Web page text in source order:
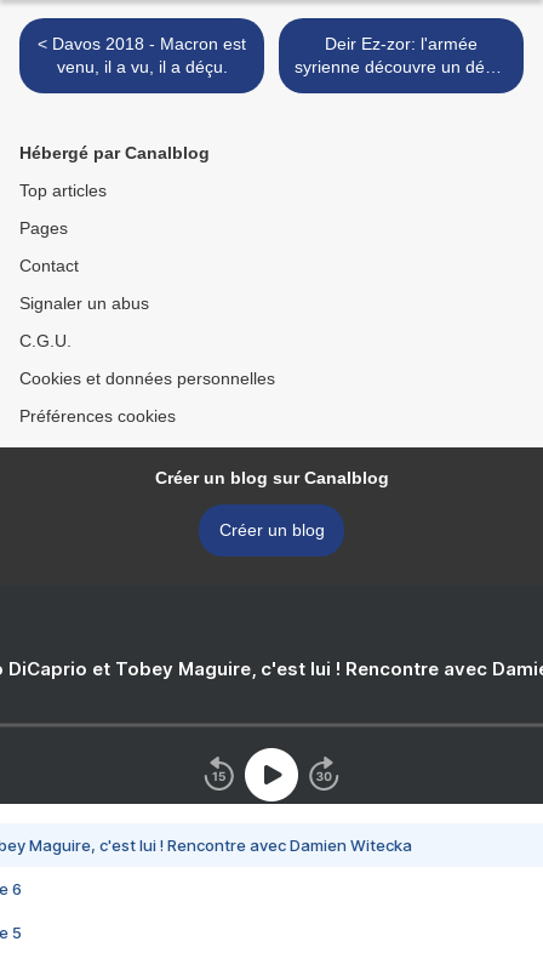
< Davos 2018 - Macron est
venu, il a vu, il a déçu.
Deir Ez-zor: l'armée
syrienne découvre un dépôt
d'armes israéliennes en
Hébergé par Canalblog
Top articles
Pages
Contact
Signaler un abus
C.G.U.
Cookies et données personnelles
Préférences cookies
Créer un blog sur Canalblog
Créer un blog
DiCaprio et Tobey Maguire, c'est lui ! Rencontre avec
Maguire, c'est lui ! Rencontre avec Damien Witecka
6
5